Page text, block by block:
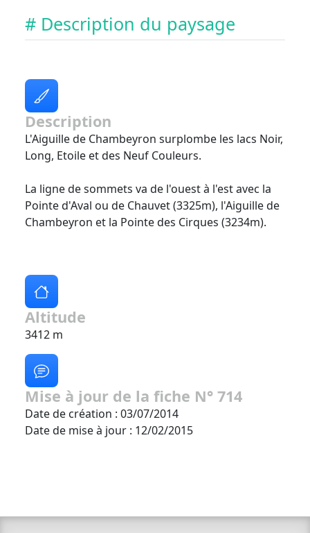
# Description du paysage
Description
L'Aiguille de Chambeyron surplombe les lacs Noir,
Long, Etoile et des Neuf Couleurs.
La ligne de sommets va de l'ouest à l'est avec la
Pointe d'Aval ou de Chauvet (3325m), l'Aiguille de
Chambeyron et la Pointe des Cirques (3234m).
Altitude
3412 m
Mise à jour de la fiche N° 714
Date de création : 03/07/2014
Date de mise à jour : 12/02/2015